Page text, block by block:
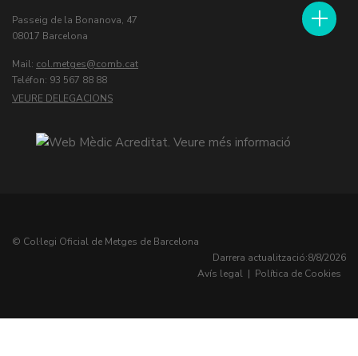
Passeig de la Bonanova, 47
08017 Barcelona
Mail: col.metges
Teléfon: 93 567 88 88
VEURE DELEGACIONS
© Col·legi Oficial de Metges de Barcelona
Darrera actualització:8/8/2026
Avís legal | Política de Cookies